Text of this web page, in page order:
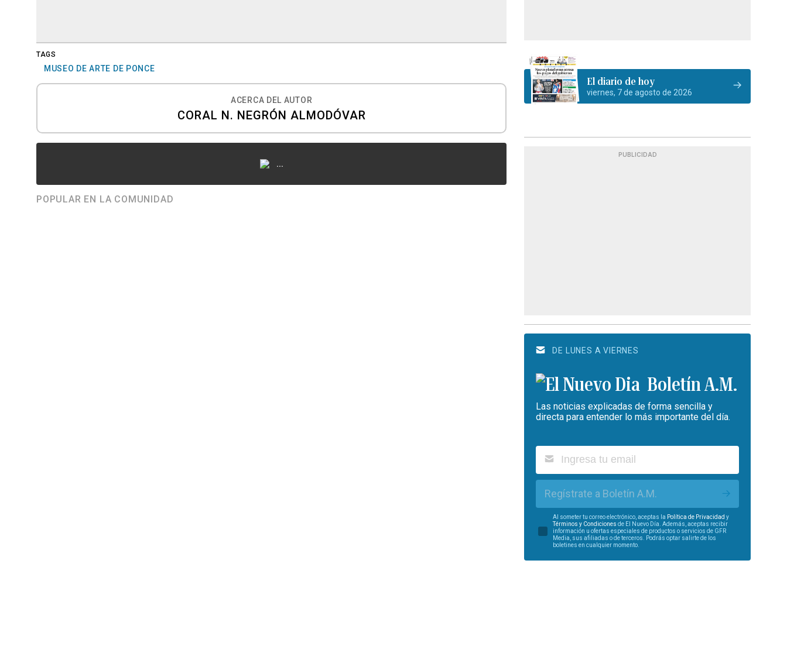
TAGS
MUSEO DE ARTE DE PONCE
ACERCA DEL AUTOR
CORAL N. NEGRÓN ALMODÓVAR
...
POPULAR EN LA COMUNIDAD
El diario de hoy
viernes, 7 de agosto de 2026
PUBLICIDAD
DE LUNES A VIERNES
Boletín A.M.
Las noticias explicadas de forma sencilla y
directa para entender lo más importante del día.
Regístrate a Boletín A.M.
Al someter tu correo electrónico, aceptas la Política de Privacidad y
Términos y Condiciones de El Nuevo Día. Además, aceptas recibir
información u ofertas especiales de productos o servicios de GFR
Media, sus afiliadas o de terceros. Podrás optar salirte de los
boletines en cualquier momento.